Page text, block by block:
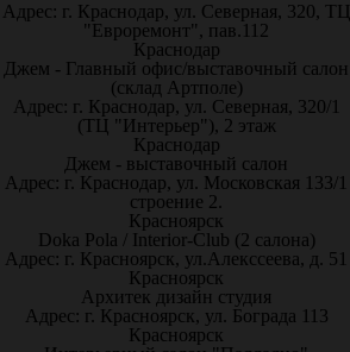
Адрес: г. Краснодар, ул. Северная, 320, ТЦ
"Евроремонт", пав.112
Краснодар
Джем - Главный офис/выставочный салон
(склад Артполе)
Адрес: г. Краснодар, ул. Северная, 320/1
(ТЦ "Интерьер"), 2 этаж
Краснодар
Джем - выставочный салон
Адрес: г. Краснодар, ул. Московская 133/1
строение 2.
Красноярск
Doka Pola / Interior-Club (2 салона)
Адрес: г. Красноярск, ул.Алекссеева, д. 51
Красноярск
Архитек дизайн студия
Адрес: г. Красноярск, ул. Бограда 113
Красноярск